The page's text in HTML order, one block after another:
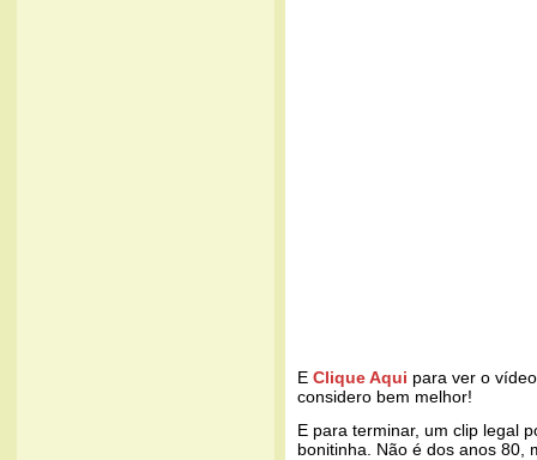
E Clique Aqui para ver o
considero bem melhor!
E para terminar, um clip legal
bonitinha. Não é dos anos 80,